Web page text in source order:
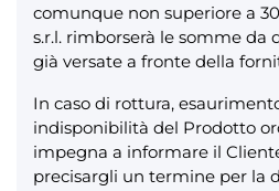
comunque non superiore a
s.r.l. rimborserà le somme
già versate a fronte della
In caso di rottura,
indisponibilità del Prodotto
impegna a informare il
precisargli un termine per la